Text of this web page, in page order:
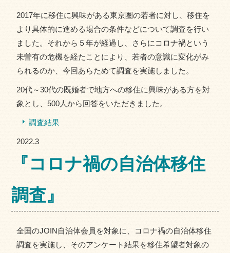
2017年に移住に興味がある東京圏の若者に対し、移住を
より具体的に進める場合の条件などについて調査を行い
ました。それから５年が経過し、さらにコロナ禍という
未曽有の危機を経たことにより、若者の意識に変化がみ
られるのか、今回あらためて調査を実施しました。
20代～30代の既婚者で地方への移住に興味がある方を対
象とし、500人から回答をいただきました。
調査結果
2022.3
『コロナ禍の自治体移住
調査』
全国のJOIN自治体会員を対象に、コロナ禍の自治体移住
調査を実施し、そのアンケート結果を移住希望者対象の